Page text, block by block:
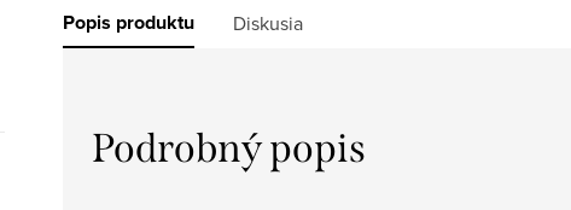
Popis produktu Diskusia
Podrobný popis